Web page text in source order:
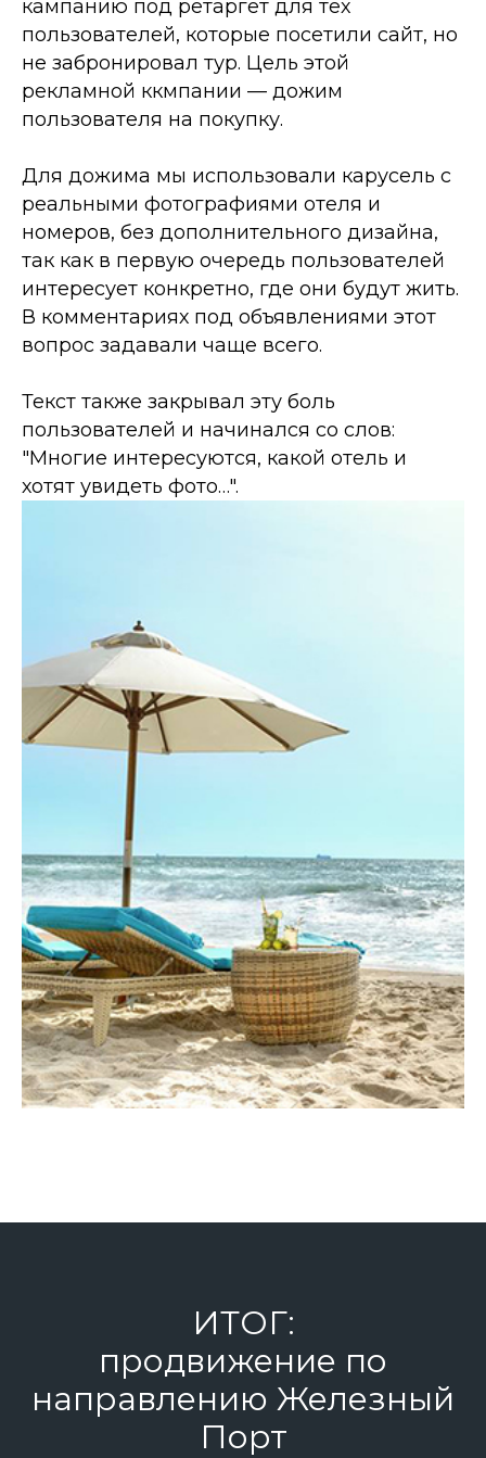
кампанию под ретаргет для тех
пользователей, которые посетили сайт, но
не забронировал тур. Цель этой
рекламной ккмпании — дожим
пользователя на покупку.
Для дожима мы использовали карусель с
реальными фотографиями отеля и
номеров, без дополнительного дизайна,
так как в первую очередь пользователей
интересует конкретно, где они будут жить.
В комментариях под объявлениями этот
вопрос задавали чаще всего.
Текст также закрывал эту боль
пользователей и начинался со слов:
"Многие интересуются, какой отель и
хотят увидеть фото…".
ИТОГ:
продвижение по
направлению Железный
Порт